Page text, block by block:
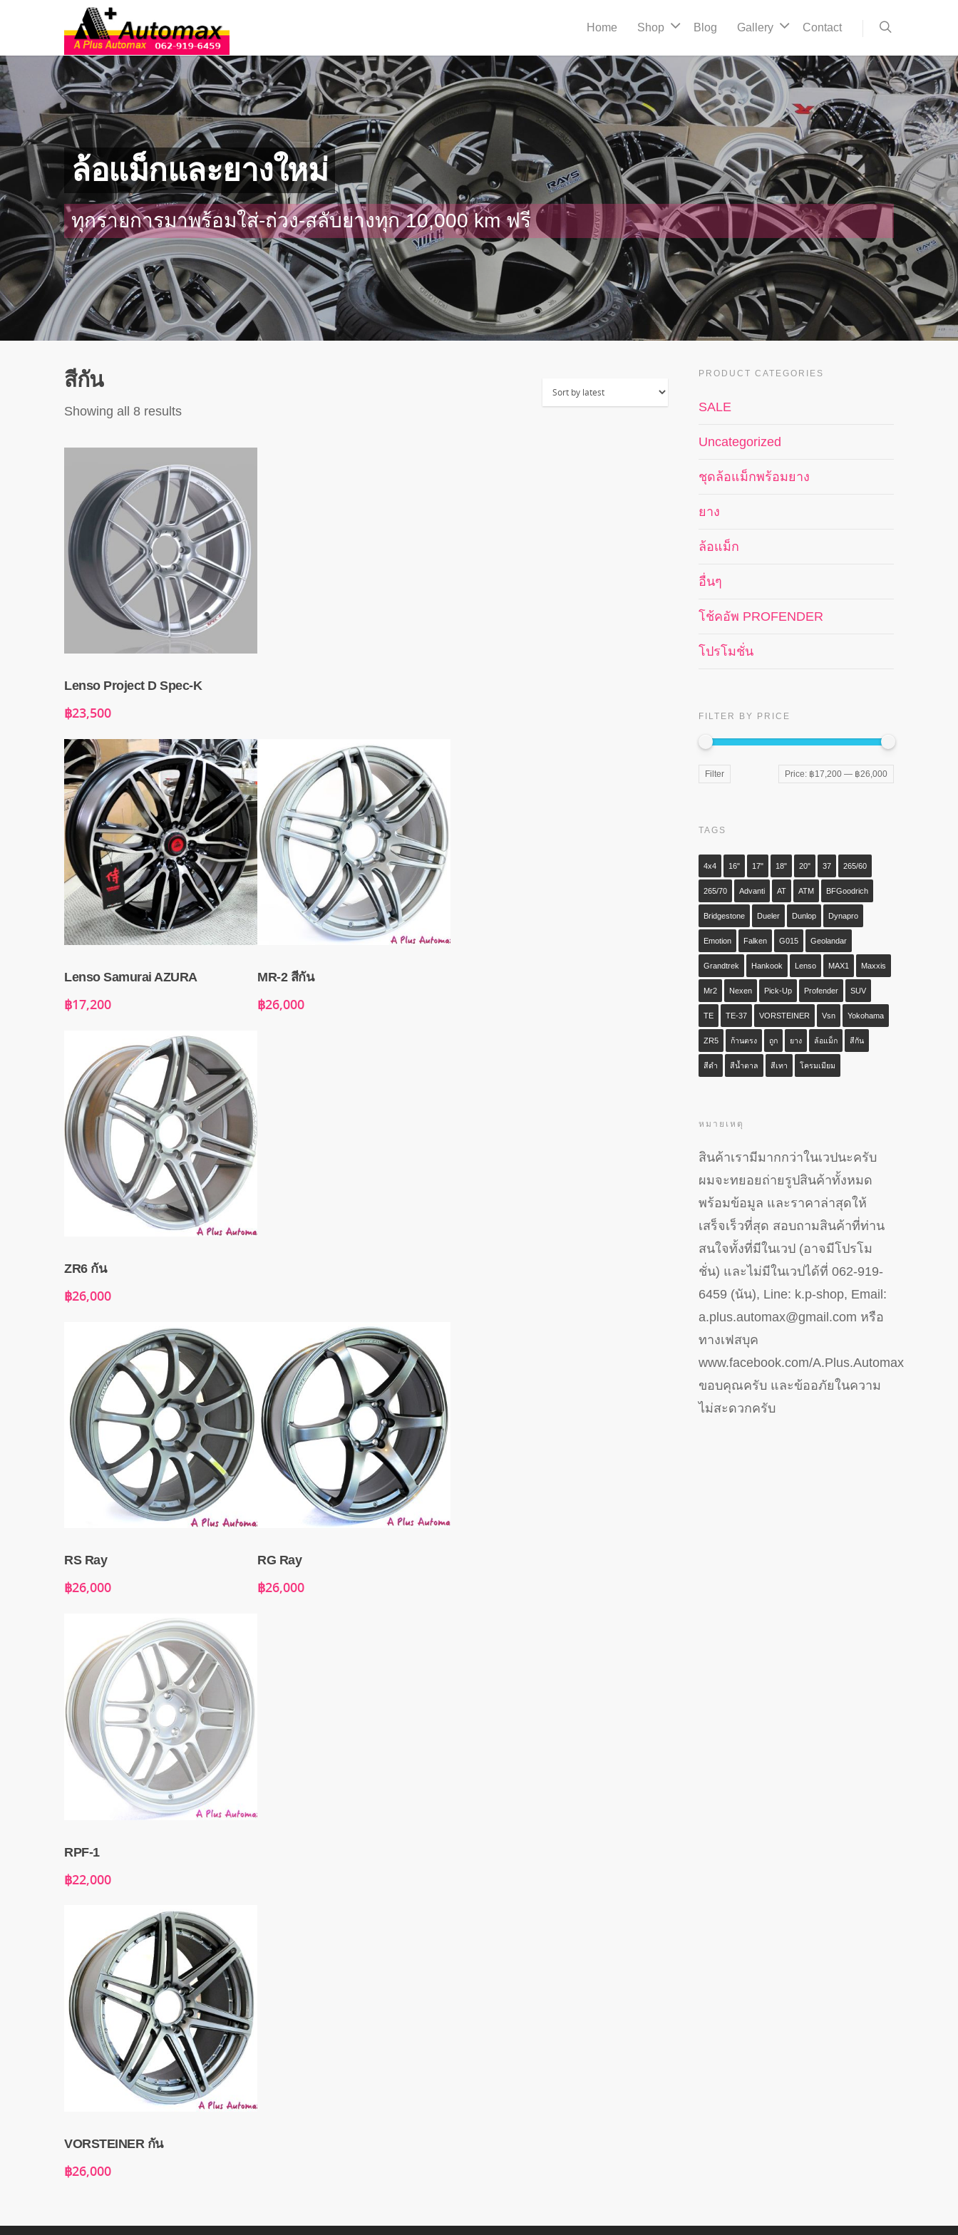
Home Shop Blog Gallery Contact
ล้อแม็กและยางใหม่
ทุกรายการมาพร้อมใส่-ถ่วง-สลับยางทุก 10,000 km ฟรี
สีกัน
Showing all 8 resultsSorted
Lenso Project D Spec-K
฿23,500
Lenso Samurai AZURA
฿17,200
MR-2 สีกัน
฿26,000
ZR6 กัน
฿26,000
RS Ray
฿26,000
RG Ray
฿26,000
RPF-1
฿22,000
VORSTEINER กัน
฿26,000
PRODUCT CATEGORIES
SALE
Uncategorized
ชุดล้อแม็กพร้อมยาง
ยาง
ล้อแม็ก
อื่นๆ
โช้คอัพ PROFENDER
โปรโมชั่น
FILTER BY PRICE
Filter Price: ฿17,200— ฿26,000
TAGS
4x4 16" 17" 18" 20" 37 265/60
265/70 Advanti AT ATM BFGoodrich
Bridgestone Dueler Dunlop Dynapro
Emotion Falken G015 Geolandar
Grandtrek Hankook Lenso MAX1 Maxxis
Mr2 Nexen Pick-Up Profender SUV
TE TE-37 VORSTEINER Vsn Yokohama
ZR5 ก้านตรง ถูก ยาง ล้อแม็ก สีกัน
สีดำ สีน้ำตาล สีเทา โครมเมียม
หมายเหตุ
สินค้าเรามีมากกว่าในเวปนะครับ
ผมจะทยอยถ่ายรูปสินค้าทั้งหมด
พร้อมข้อมูล และราคาล่าสุดให้
เสร็จเร็วที่สุด สอบถามสินค้าที่ท่าน
สนใจทั้งที่มีในเวป (อาจมีโปรโม
ชั่น) และไม่มีในเวปได้ที่ 062-919-
6459 (นัน), Line: k.p-shop, Email:
a.plus.automax@gmail.com หรือ
ทางเฟสบุค
www.facebook.com/A.Plus.Automax
ขอบคุณครับ และข้ออภัยในความ
ไม่สะดวกครับ